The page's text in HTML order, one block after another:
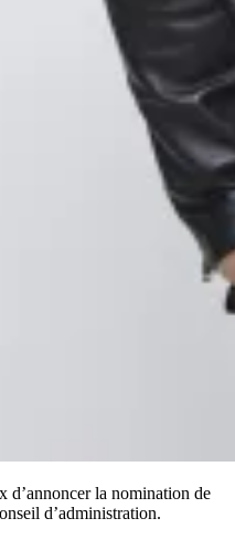
d’annoncer la nomination de
d’administration.